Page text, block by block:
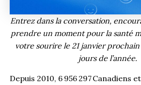
Entrez dans la conversation,
prendre un moment pour la santé
votre sourire le 21 janvier
jours de l’année.
Depuis 2010, 6 956 297 Canadiens